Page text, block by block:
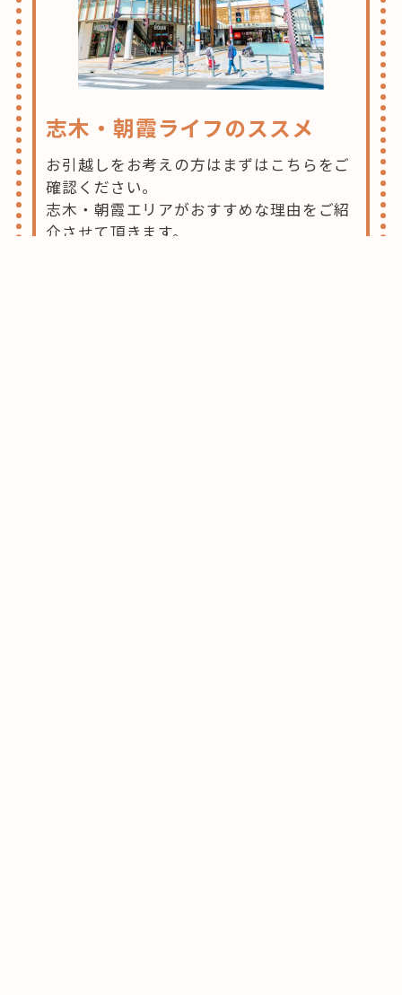
志木・朝霞ライフのススメ
お引越しをお考えの方はまずはこちらをご
確認ください。
志木・朝霞エリアがおすすめな理由をご紹
介させて頂きます。